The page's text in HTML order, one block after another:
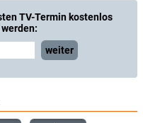
TV-Termin kostenlos
weiter